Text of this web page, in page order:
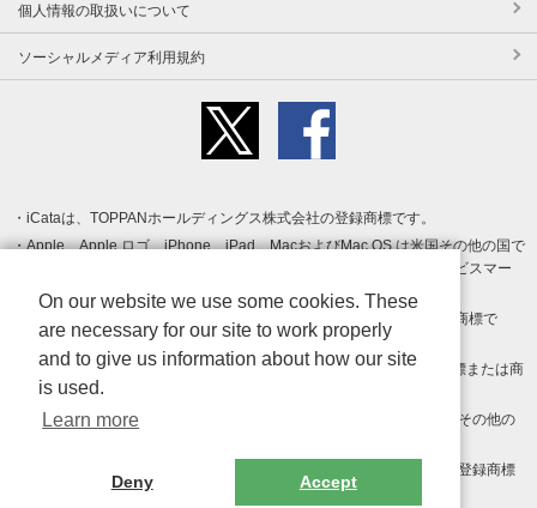
個人情報の取扱いについて
ソーシャルメディア利用規約
iCataは、TOPPANホールディングス株式会社の登録商標です。
Apple、Apple ロゴ、iPhone、iPad、MacおよびMac OS は米国その他の国で
登録された Apple Inc. の商標です。App Store は Apple Inc. のサービスマー
クです。
Android、Google Play および Google Play ロゴ は Google LLC の商標で
す。
Windows は Microsoft Inc.の米国およびその他の国における登録商標または商
標です。
Adobe、Adobe Reader、Adobe PDF は、Adobe Inc.の米国およびその他の
その他、記載されている会社名、商品名、ロゴは各社の商標または登録商標
On our website we use some cookies. These
are necessary for our site to work properly
and to give us information about how our site
is used.
Learn more
Deny Accept